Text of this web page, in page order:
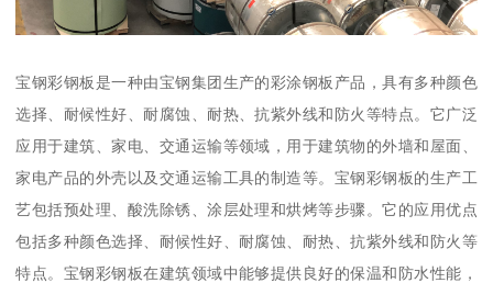
宝钢彩钢板是一种由宝钢集团生产的彩涂钢板产品，具有多种颜色
选择、耐候性好、耐腐蚀、耐热、抗紫外线和防火等特点。它广泛
应用于建筑、家电、交通运输等领域，用于建筑物的外墙和屋面、
家电产品的外壳以及交通运输工具的制造等。宝钢彩钢板的生产工
艺包括预处理、酸洗除锈、涂层处理和烘烤等步骤。它的应用优点
包括多种颜色选择、耐候性好、耐腐蚀、耐热、抗紫外线和防火等
特点。宝钢彩钢板在建筑领域中能够提供良好的保温和防水性能，